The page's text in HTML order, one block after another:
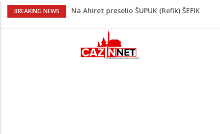
BREAKING NEWS
Na Ahiret preselio ŠUPUK (Refik) ŠEFIK
protiv Infantina na izborima: Srbija i
Hrvatska se izjasnile
Majka Izeta Nanića progovorila nakon